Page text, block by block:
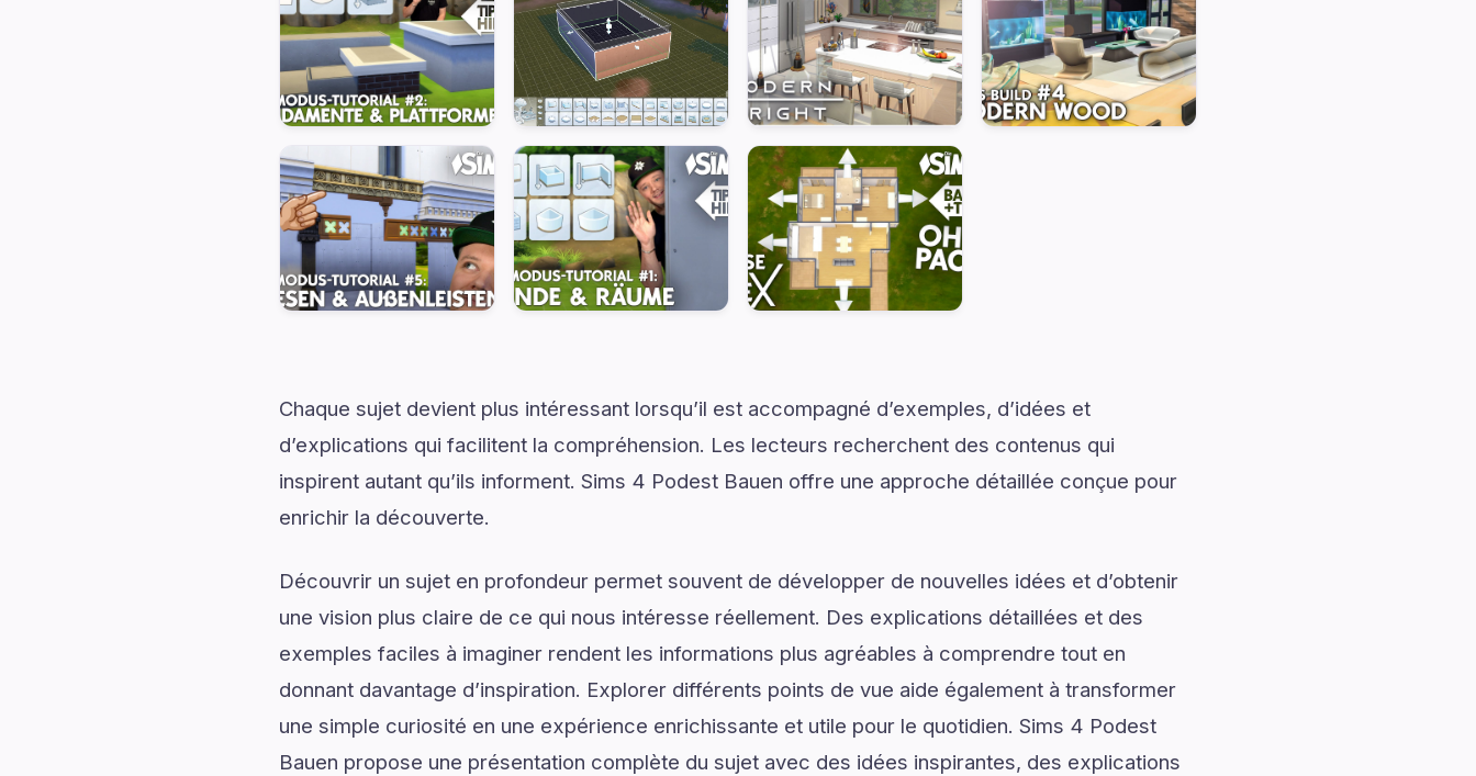
Chaque sujet devient plus intéressant lorsqu’il est accompagné d’exemples, d’idées et
d’explications qui facilitent la compréhension. Les lecteurs recherchent des contenus qui
inspirent autant qu’ils informent. Sims 4 Podest Bauen offre une approche détaillée conçue pour
enrichir la découverte.
Découvrir un sujet en profondeur permet souvent de développer de nouvelles idées et d’obtenir
une vision plus claire de ce qui nous intéresse réellement. Des explications détaillées et des
exemples faciles à imaginer rendent les informations plus agréables à comprendre tout en
donnant davantage d’inspiration. Explorer différents points de vue aide également à transformer
une simple curiosité en une expérience enrichissante et utile pour le quotidien. Sims 4 Podest
Bauen propose une présentation complète du sujet avec des idées inspirantes, des explications